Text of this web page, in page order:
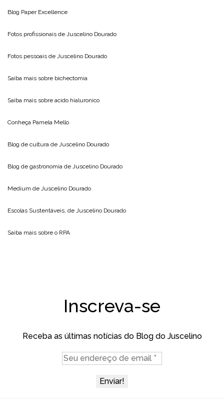
Blog Paper Excellence
Fotos profissionais de Juscelino Dourado
Fotos pessoais de Juscelino Dourado
Saiba mais sobre bichectomia
Saiba mais sobre acido hialuronico
Conheça Pamela Mello
Blog de cultura de Juscelino Dourado
Blog de gastronomia de Juscelino Dourado
Medium de Juscelino Dourado
Escolas Sustentáveis, de Juscelino Dourado
Saiba mais sobre o RPA
Inscreva-se
Receba as últimas notícias do Blog do Juscelino